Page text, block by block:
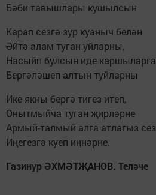
Бәби тавышлары кушылсын
Карап сезгә зур куаныч белән
Әйтә алам туган уйларны,
Насыйп булсын иде каршыларга
Бергәләшеп алтын туйларны
Ике якны бергә тигез итеп,
Онытмыйча туган җирләрне
Армый-талмый алга атлагыз сез
Иңегезгә куеп иңнәрне.
Газинур ӘХМӘТҖАНОВ. Теләче